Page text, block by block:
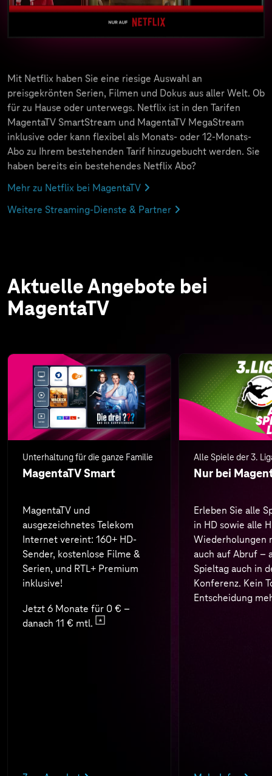
Mit Netflix haben Sie eine riesige Auswahl an
preisgekrönten Serien, Filmen und Dokus aus aller Welt. Ob
für zu Hause oder unterwegs. Netflix ist in den Tarifen
MagentaTV SmartStream und MagentaTV MegaStream
inklusive oder kann flexibel als Monats- oder 12-Monats-
Abo zu Ihrem bestehenden Tarif hinzugebucht werden. Sie
haben bereits ein bestehendes Netflix Abo?
Mehr zu Netflix bei MagentaTV
Weitere Streaming-Dienste & Partner
Aktuelle Angebote bei
MagentaTV
MagentaTV Smart
Unterhaltung für die ganze Familie
MagentaTV und
ausgezeichnetes Telekom
Internet vereint: 160+ HD-
Sender, kostenlose Filme &
Serien, und RTL+ Premium
inklusive!
Jetzt 6 Monate für 0 € –
danach 11 € mtl.
Nur bei
Alle Spiele der 3.
Erleben Sie alle
in HD sowie alle
Wiederholungen
auch auf Abruf –
Spieltag auch in
Konferenz. Kein
Entscheidung